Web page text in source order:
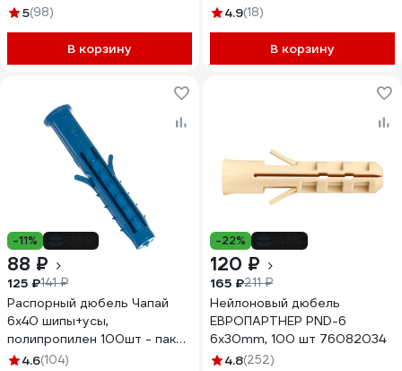
123859
5(98)
В корзину
4.9(18)
В корзину
-11%
88 ₽
125 ₽141 ₽
Распорный дюбель Чапай
6х40 шипы+усы,
полипропилен 100шт - пакет
Tech-Krep 117855
4.6(104)
-22%
120 ₽
165 ₽211 ₽
Нейлоновый дюбель
ЕВРОПАРТНЕР PND-6
6х30mm, 100 шт 76082034
4.8(252)